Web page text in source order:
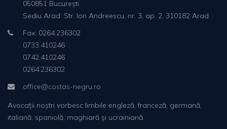
050851 București
Sediu Arad: Str. Ion Andreescu, nr. 3, ap. 2, 310182 Arad
Fax: 0264.236302
0733.410246
0742.410246
0264.236302
office@costas-negru.ro
Avocații noștri vorbesc limbile engleză, franceză, germană,
italiană, spaniolă, maghiară și ucrainiană.